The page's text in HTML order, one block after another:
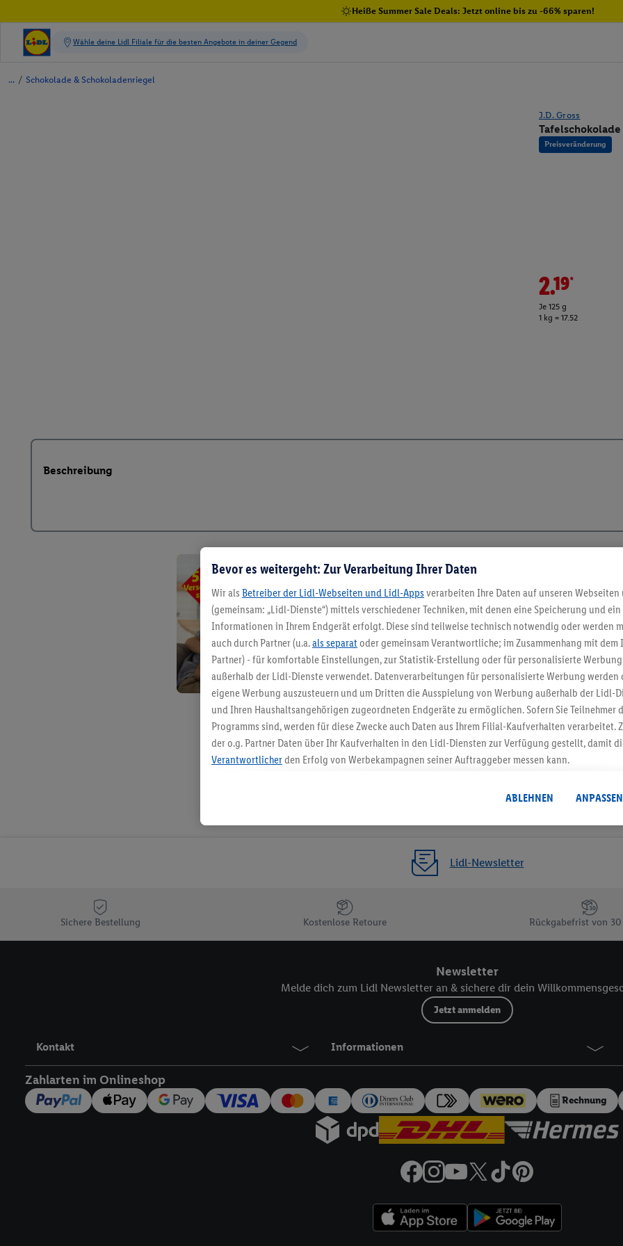
Heiße Summer Sale Deals: Jetzt online bis zu -66% sparen!
/ Schokolade & Schokoladenriegel
J.D. Gross
Preisveränderung
2.19*
Je 125 g
1 kg = 17.52
Beschreibung
5.95 € Versand
Jetzt zum Newsletter
Gutschein sichern!
Lidl-Newsletter
Sichere Bestellung Kostenlose Retoure Rückgabefrist von 30
Newsletter
Melde dich zum Lidl Newsletter an & sichere dir dein
Jetzt anmelden
Kontakt Informationen
Zahlarten im Onlineshop
Rechnung
Bevor es weitergeht: Zur Verarbeitung Ihrer Daten
Wir als Betreiber der Lidl-Webseiten und Lidl-Apps verarbeiten Ihre Daten auf unseren Webseiten
(gemeinsam: „Lidl-Dienste“) mittels verschiedener Techniken, mit denen eine Speicherung und
Informationen in Ihrem Endgerät erfolgt. Diese sind teilweise technisch notwendig oder werden
auch durch Partner (u.a.als separat oder gemeinsam Verantwortliche; im Zusammenhang mit dem
Partner) - für komfortable Einstellungen, zur Statistik-Erstellung oder für personalisierte
außerhalb der Lidl-Dienste verwendet. Datenverarbeitungen für personalisierte Werbung werden
eigene Werbung auszusteuern und um Dritten die Ausspielung von Werbung außerhalb der Lidl-
und Ihren Haushaltsangehörigen zugeordneten Endgeräte zu ermöglichen. Sofern Sie Teilnehmer
Programms sind, werden für diese Zwecke auch Daten aus Ihrem Filial-Kaufverhalten verarbeitet.
der o.g. Partner Daten über Ihr Kaufverhalten in den Lidl-Diensten zur Verfügung gestellt, damit
Verantwortlicherden Erfolg von Werbekampagnen seiner Auftraggeber messen kann.
angereicherten Profilen. Dies umfasst die Zusammenführung von Daten (z.B. über Ihre Nutzung
Kaufverhalten in den Lidl-Diensten, Informationen aus Ihrem Kundenkonto - z.B. Alter oder
genauen Standortdaten) auch über verschiedene Endgeräte und Lidl-Dienste hinweg
Segmenten). Im Zusammenhang mit dem Ausspielen dieser Werbung erfolgen Verarbeitungen
Erfolgsmessung der Werbung, zur Zielgruppenforschung, zur Entwicklung von Angeboten sowie
Sofern Sie hier Ihre Zustimmung dazu erteilen und danach ein Lidl Plus-Konto erstellen bzw. sich
Plus-Konto einloggen, kann darüber hinaus auch Ihre dort angegebene E-Mail-Adresse von uns in
Verantwortlichkeit mit einem der oben genannten Partner verwendet werden, um daraus eine
können, um Sie in von Dritten betriebenen Diensten zu erkennen und Ihnen personalisierte
Hierzu wird von uns und einem der anderen oben genannten Partner auch Ihre in einen Hashwert
Adresse in gemeinsamer Verantwortlichkeit verarbeitet.
Zudem erlauben Sie uns, der Utiq SA/NV („Utiq“) und IhremTelekommunikationsnetzbetreiber
den Lidl-Diensten einzusetzen. Utiq prüft zunächst anhand Ihrer IP-Adresse, ob die Technologie
verwenden, um Sie wiederzuerkennen und Erkenntnisse über Ihr Nutzungsverhalten in den Lidl-
Insbesondere können Sie mittels dieser Technologie auch auf Diensten wiedererkannt werden,
werden, damit wir Ihnen dort personalisierte Werbung ausspielen können. Sie können Ihre
Nutzung der Utiq-Technologie - zusätzlich zur weiter unten erläuterten Möglichkeit, Ihre
das Datenschutzportal von Utiq („consenthub“)
Telekommunikations-basierten Utiq-Technologie für digitales Marketing“ am unteren Ende dieser
Durch einen Klick auf „Ablehnen“ können Sie nur den Einsatz notwendiger Techniken zulassen.
„Zustimmen“ stimmen Sie allen Verarbeitungen zu sämtlichen vorgenannten Zwecken unter
ABLEHNEN ANPASSEN